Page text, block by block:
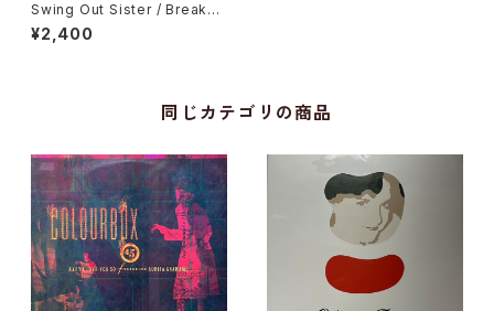
Swing Out Sister / Breakou
t
¥2,400
同じカテゴリの商品